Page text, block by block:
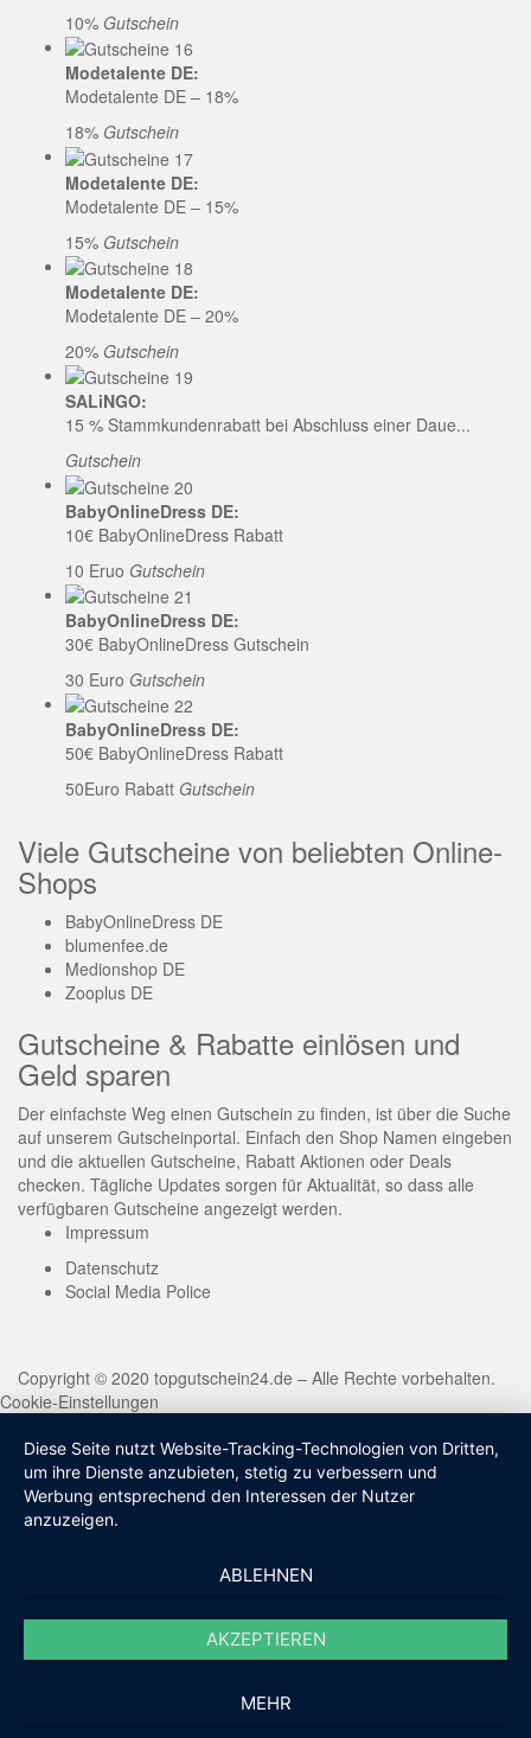
10% Gutschein
Modetalente DE:
Modetalente DE – 18%
18% Gutschein
Modetalente DE:
Modetalente DE – 15%
15% Gutschein
Modetalente DE:
Modetalente DE – 20%
20% Gutschein
SALiNGO:
15 % Stammkundenrabatt bei Abschluss einer Daue...
Gutschein
BabyOnlineDress DE:
10€ BabyOnlineDress Rabatt
10 Eruo Gutschein
BabyOnlineDress DE:
30€ BabyOnlineDress Gutschein
30 Euro Gutschein
BabyOnlineDress DE:
50€ BabyOnlineDress Rabatt
50Euro Rabatt Gutschein
Viele Gutscheine von beliebten Online-
Shops
BabyOnlineDress DE
blumenfee.de
Medionshop DE
Zooplus DE
Gutscheine & Rabatte einlösen und
Geld sparen
Der einfachste Weg einen Gutschein zu finden, ist über die Suche
auf unserem Gutscheinportal. Einfach den Shop Namen eingeben
und die aktuellen Gutscheine, Rabatt Aktionen oder Deals
checken. Tägliche Updates sorgen für Aktualität, so dass alle
verfügbaren Gutscheine angezeigt werden.
Impressum
Datenschutz
Social Media Police
Copyright © 2020 topgutschein24.de – Alle Rechte vorbehalten.
Cookie-Einstellungen
Diese Seite nutzt Website-Tracking-Technologien von Dritten,
um ihre Dienste anzubieten, stetig zu verbessern und
Werbung entsprechend den Interessen der Nutzer
anzuzeigen.
ABLEHNEN
AKZEPTIEREN
MEHR